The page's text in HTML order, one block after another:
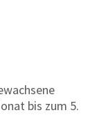
bis zum 5.